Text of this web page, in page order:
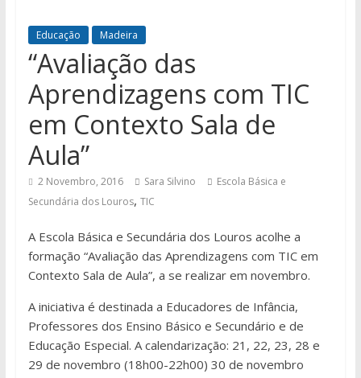
Educação Madeira
“Avaliação das
Aprendizagens com TIC
em Contexto Sala de
Aula”
2 Novembro, 2016 Sara Silvino
Escola Básica e
Secundária dos Louros, TIC
A Escola Básica e Secundária dos Louros acolhe a
formação “Avaliação das Aprendizagens com TIC em
Contexto Sala de Aula”, a se realizar em novembro.
A iniciativa é destinada a Educadores de Infância,
Professores dos Ensino Básico e Secundário e de
Educação Especial. A calendarização: 21, 22, 23, 28 e
29 de novembro (18h00-22h00) 30 de novembro